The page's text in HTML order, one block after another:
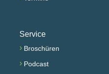
Service
› Broschüren
› Podcast